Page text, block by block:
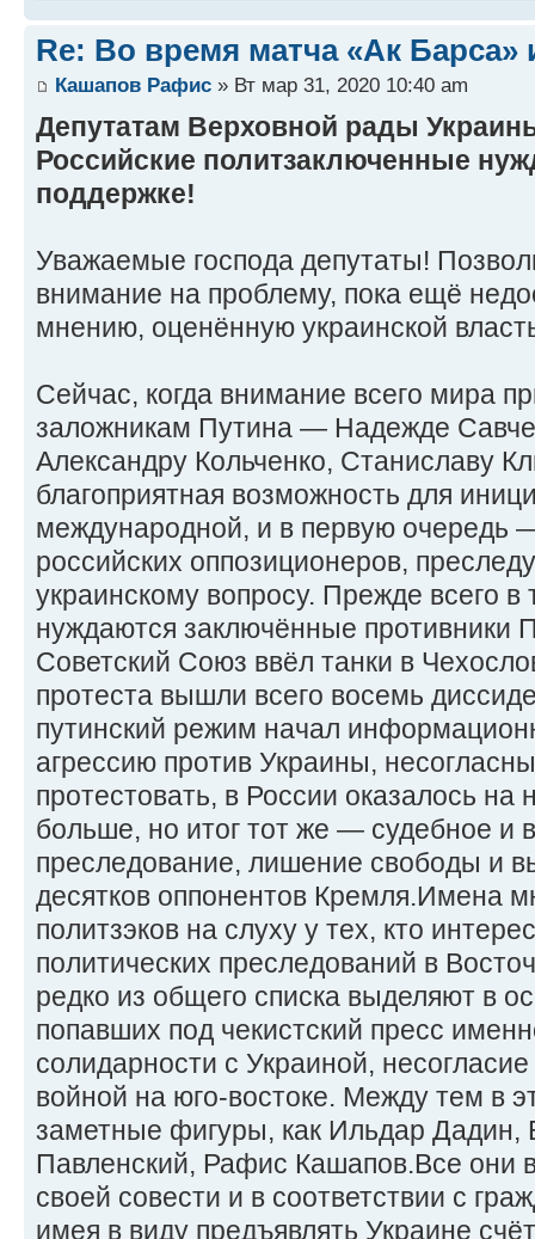
Re: Во время матча «Ак Барса»
Кашапов Рафис » Вт мар 31, 2020 10:40 am
Депутатам Верховной рады
Российские политзаключенные
поддержке!
Уважаемые господа депутаты!
внимание на проблему, пока ещё
мнению, оценённую украинской
Сейчас, когда внимание всего мира
заложникам Путина — Надежде
Александру Кольченко, Станиславу
благоприятная возможность для
международной, и в первую очередь
российских оппозиционеров,
украинскому вопросу. Прежде всего в
нуждаются заключённые противники
Советский Союз ввёл танки в
протеста вышли всего восемь
путинский режим начал
агрессию против Украины,
протестовать, в России оказалось на
больше, но итог тот же — судебное и
преследование, лишение свободы и
десятков оппонентов Кремля.Имена
политзэков на слуху у тех, кто
политических преследований в
редко из общего списка выделяют в
попавших под чекистский пресс
солидарности с Украиной,
войной на юго-востоке. Между тем в
заметные фигуры, как Ильдар
Павленский, Рафис Кашапов.Все они
своей совести и в соответствии с
имея в виду предъявлять Украине